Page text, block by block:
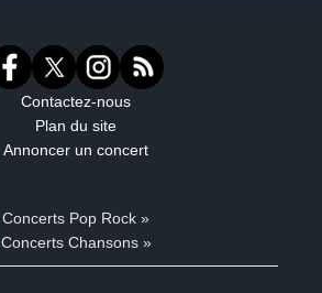
Contactez-nous
Plan du site
Annoncer un concert
Concerts Pop Rock »
Concerts Chansons »